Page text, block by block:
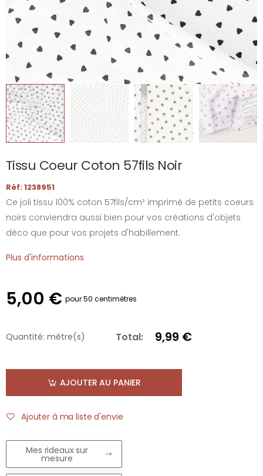
Tissu Coeur Coton 57fils Noir
Réf: 1238951
Ce joli tissu 100% coton 57fils/cm² imprimé de petits coeurs
noirs conviendra aussi bien pour vos créations d'objets
déco que pour vos projets d'habillement.
Plus d'informations
5,00 € pour 50 centimètres
Quantité: mètre(s) Total: 9,99 €
AJOUTER AU PANIER
Ajouter à ma liste d'envie
Mes rideaux sur
mesure